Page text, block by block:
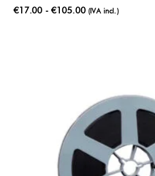
€17.00 - €105.00Rango
€105.00
(IVA incl.)